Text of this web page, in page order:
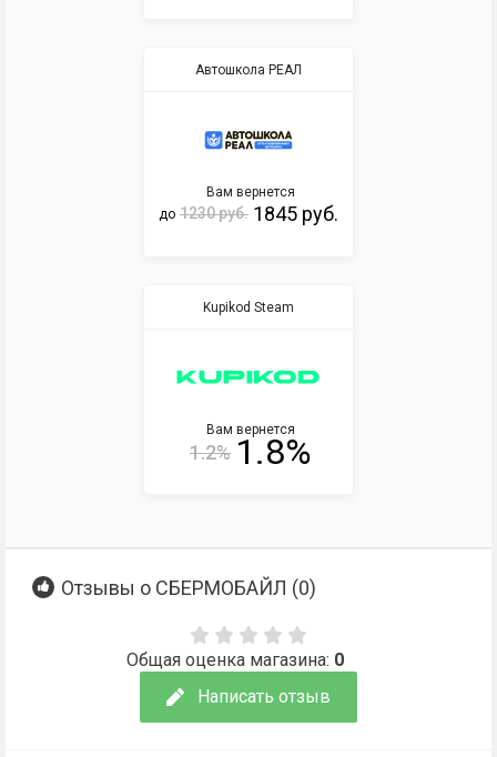
Автошкола РЕАЛ
Вам вернется
до 1230 руб. 1845 руб.
Kupikod Steam
Вам вернется
1.2% 1.8%
Отзывы о СБЕРМОБАЙЛ (0)
Написать отзыв
Общая оценка магазина: 0